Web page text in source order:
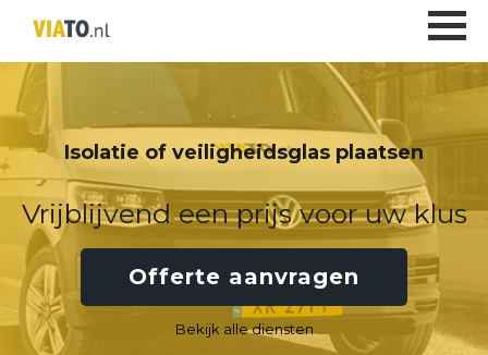
Isolatie of veiligheidsglas plaatsen
Vrijblijvend een prijs voor uw klus
Offerte aanvragen
Bekijk alle diensten